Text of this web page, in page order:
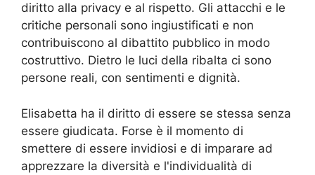
diritto alla privacy e al rispetto. Gli attacchi e le
critiche personali sono ingiustificati e non
contribuiscono al dibattito pubblico in modo
costruttivo. Dietro le luci della ribalta ci sono
persone reali, con sentimenti e dignità.
Elisabetta ha il diritto di essere se stessa senza
essere giudicata. Forse è il momento di
smettere di essere invidiosi e di imparare ad
apprezzare la diversità e l'individualità di